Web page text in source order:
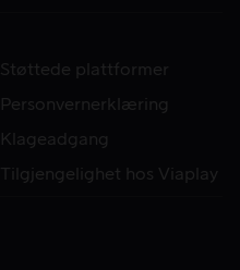
Støttede plattformer
Personvernerklæring
Klageadgang
Tilgjengelighet hos Viaplay